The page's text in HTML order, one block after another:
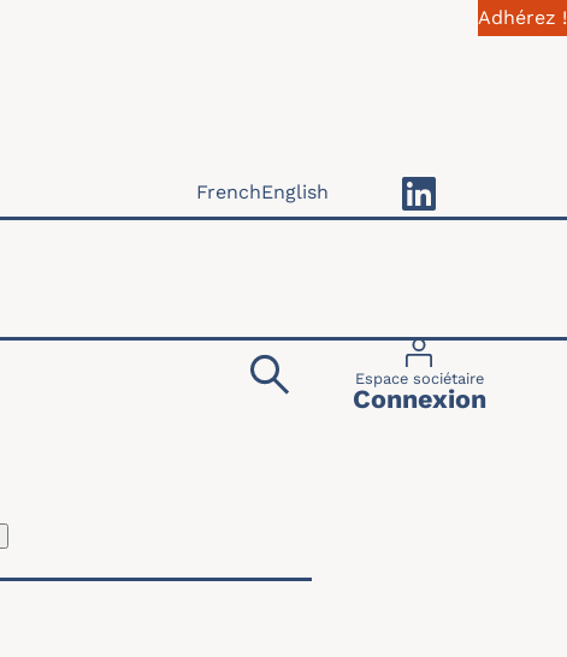
Adhérez !
Menu du
Espace sociétaire
Connexion
FrenchEnglish